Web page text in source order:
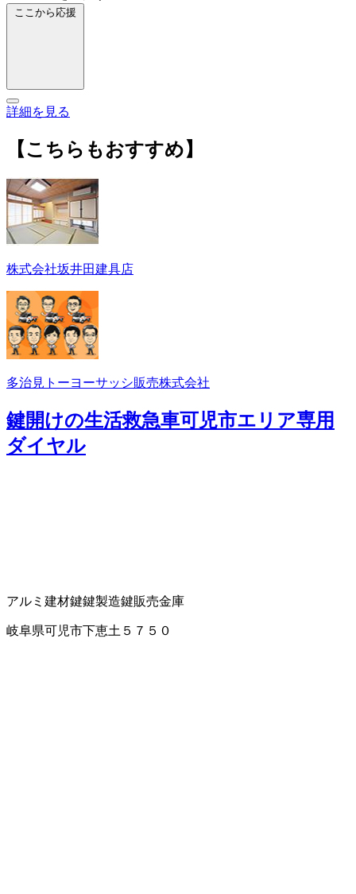
ここから応援
詳細を見る
【こちらもおすすめ】
株式会社坂井田建具店
多治見トーヨーサッシ販売株式会社
鍵開けの生活救急車可児市エリア専用
ダイヤル
アルミ建材鍵鍵製造鍵販売金庫
岐阜県可児市下恵土５７５０